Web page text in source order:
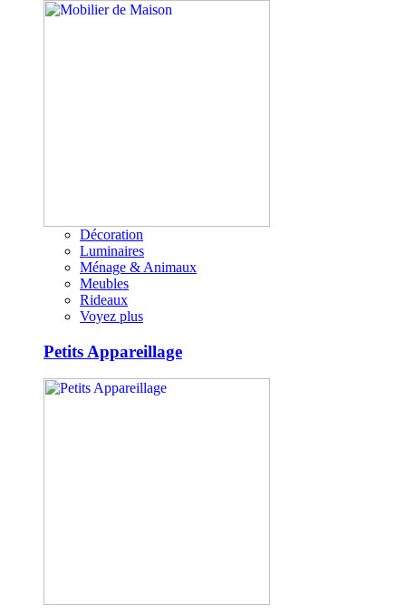
Décoration
Luminaires
Ménage & Animaux
Meubles
Rideaux
Voyez plus
Petits Appareillage